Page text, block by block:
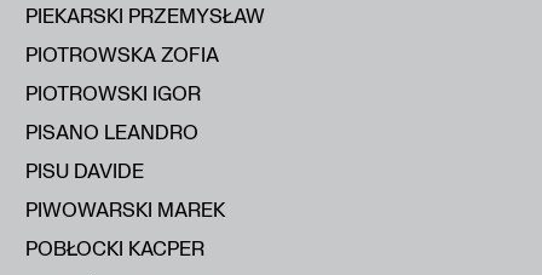
PIEKARSKI PRZEMYSŁAW
PIOTROWSKA ZOFIA
PIOTROWSKI IGOR
PISANO LEANDRO
PISU DAVIDE
PIWOWARSKI MAREK
POBŁOCKI KACPER